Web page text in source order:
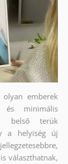
emberek
és minimális
belső terük
a helyiség új
választhatnak,